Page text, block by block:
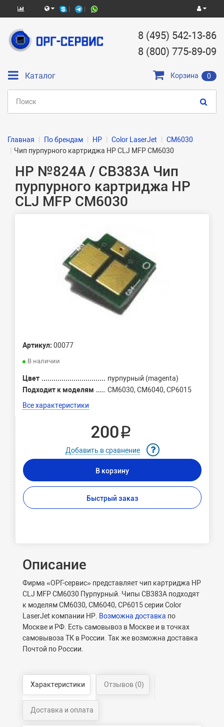
8 (495) 542-13-86
8 (800) 775-89-09
Каталог Корзина 0
Главная По брендам HP Color LaserJet
CM6030
Чип пурпурного картриджа HP CLJ MFP CM6030
HP №824A / CB383A Чип
пурпурного картриджа HP
CLJ MFP CM6030
Артикул: 00077
В наличии
Цвет
пурпурный (magenta)
Подходит к моделям
CM6030, CM6040, CP6015
Все характеристики
200 ₽
Добавить в сравнение
В корзину
Быстрый заказ
Описание
Фирма «ОРГ-сервис» представляет чип картриджа HP
CLJ MFP CM6030 Пурпурный. Чипы CB383A подходят
к моделям CM6030, CM6040, CP6015 серии Color
LaserJet компании HP. Возможна доставка по
Москве и РФ. Есть самовывоз в Москве и в точках
самовывоза ТК в России. Так же возможна доставка
Почтой по России.
Характеристики Отзывов (0)
Доставка и оплата